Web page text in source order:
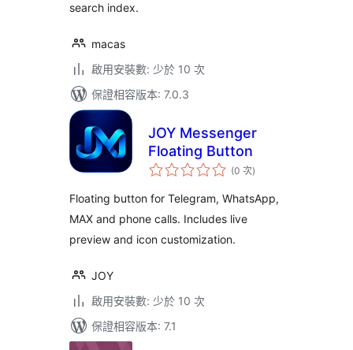
search index.
macas
啟用安裝數: 少於 10 次
保證相容版本: 7.0.3
JOY Messenger
Floating Button
(0 次評
分
數
)
Floating button for Telegram, WhatsApp,
MAX and phone calls. Includes live
preview and icon customization.
JOY
啟用安裝數: 少於 10 次
保證相容版本: 7.1